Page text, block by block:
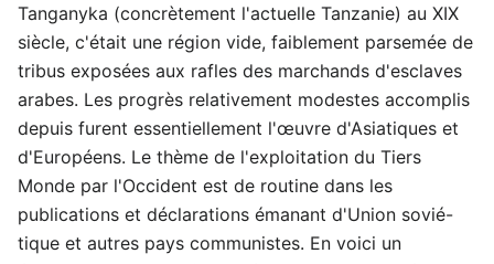
Tanganyka (concrètement l'actuelle Tanzanie) au XIX
siècle, c'était une région vide, faiblement parsemée de
tribus exposées aux rafles des marchands d'esclaves
arabes. Les progrès relativement modestes accomplis
depuis furent essentiellement l'œuvre d'Asiatiques et
d'Européens. Le thème de l'exploitation du Tiers
Monde par l'Occident est de routine dans les
publications et déclarations émanant d'Union sovié-
tique et autres pays communistes. En voici un